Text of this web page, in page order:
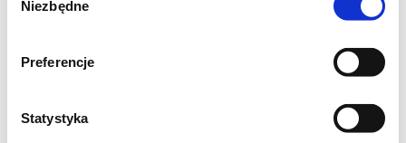
zgody
Niezbędne
Preferencje
Statystyka
powierzchnię wody). Odcedzamy i
Następnie owijamy szynką po 3-4 szparagi
przez kilka minut we frytownicy